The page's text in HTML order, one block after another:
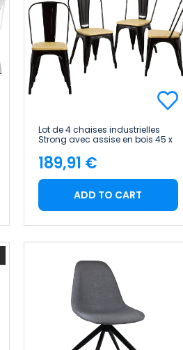
Lot de 4 chaises industrielles
Strong avec assise en bois 45 x
Price
189,91 €
ADD TO CART